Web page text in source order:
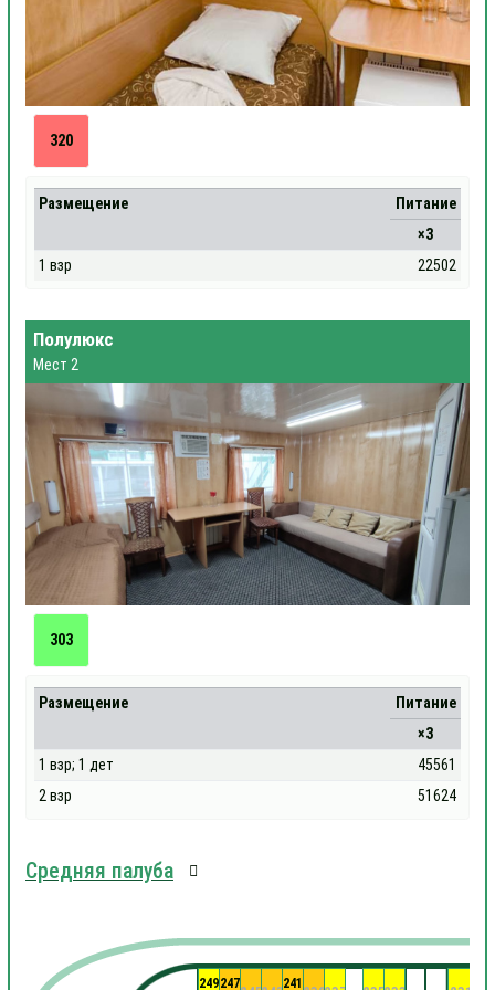
320
Размещение
Питание
×3
1 взр
22502
Полулюкс
Мест 2
303
Размещение
Питание
×3
1 взр; 1 дет
45561
2 взр
51624
Средняя палуба
241
247
249